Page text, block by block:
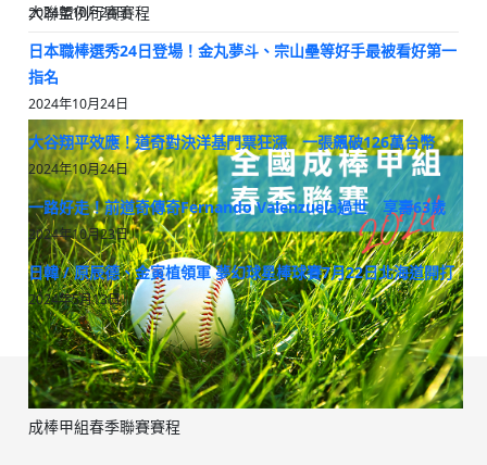
大聯盟例行賽賽程
成棒甲組春季聯賽賽程
2024年10月24日
日本職棒選秀24日登場！金丸夢斗、宗山壘等好手最被看好第一
指名
2024年10月24日
大谷翔平效應！道奇對決洋基門票狂漲 一張飆破126萬台幣
2024年10月24日
一路好走！前道奇傳奇Fernando Valenzuela過世 享壽63歲
2024年10月23日
日韓 / 原辰德、金寅植領軍 夢幻球星棒球賽7月22日北海道開打
2024年5月13日